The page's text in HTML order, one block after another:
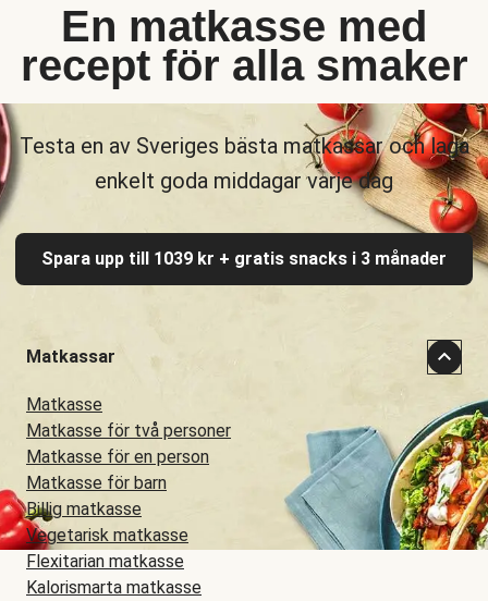
En matkasse med
recept för alla smaker
Testa en av Sveriges bästa matkassar och laga
enkelt goda middagar varje dag
Spara upp till 1039 kr + gratis snacks i 3 månader
Matkassar
Matkasse
Matkasse för två personer
Matkasse för en person
Matkasse för barn
Billig matkasse
Vegetarisk matkasse
Flexitarian matkasse
Kalorismarta matkasse